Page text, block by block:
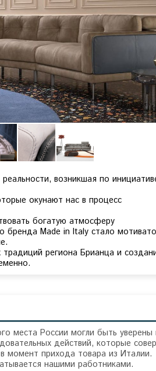
возникшая по
окунают нас в процесс
богатую атмосферу
бренда Made in Italy стало
региона Брианца и
места России могли быть
действий, которые
момент прихода товара из Италии.
нашими работниками.